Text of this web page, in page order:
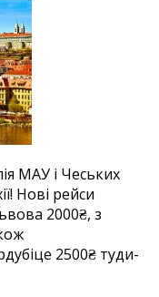
МАУ і Чеських
Нові рейси
2000₴, з
2500₴ туди-